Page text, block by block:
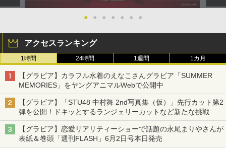
● ● ● ● ● ● ●
アクセスランキング
1時間 24時間 1週間 1カ月
【グラビア】カラフル水着のえなこさんグラビア「SUMMER
MEMORIES」をヤングアニマルWebで公開中
【グラビア】「STU48 中村舞 2nd写真集（仮）」先行カット第2
弾を公開！ドキッとするランジェリーカットなど新たな挑戦
【グラビア】恋愛リアリティーショーで話題の永尾まりやさんが
表紙＆巻頭「週刊FLASH」6月2日号本日発売